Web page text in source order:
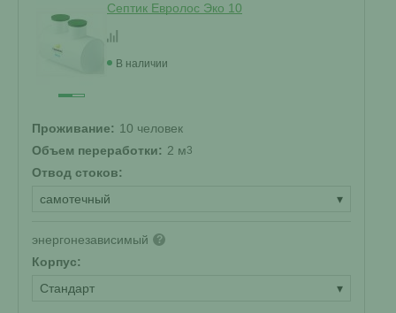
Септик Евролос Эко 10
В наличии
Проживание: 10 человек
Объем переработки: 2 м3
Отвод стоков:
самотечный
▾
энергонезависимый ?
Корпус:
Стандарт
▾